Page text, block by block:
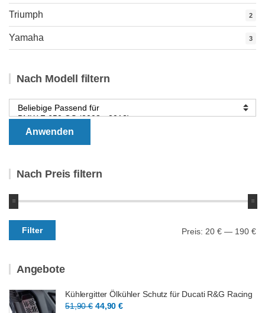
Triumph 2
Yamaha 3
Nach Modell filtern
Anwenden
Nach Preis filtern
Min.
Preis
Max.
Preis
Filter Preis: 20 € — 190 €
Angebote
Kühlergitter Ölkühler Schutz für Ducati R&G Racing
51,90€ Ursprünglicher
44,90€Aktueller